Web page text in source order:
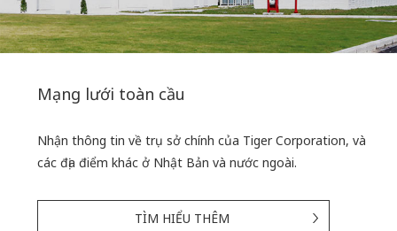
Mạng lưới toàn cầu
Nhận thông tin về trụ sở chính của Tiger Corporation, và
các địa điểm khác ở Nhật Bản và nước ngoài.
TÌM HIỂU THÊM